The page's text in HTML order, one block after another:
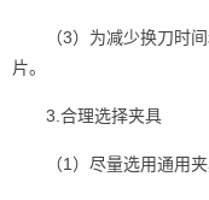
（3）为减少换刀时
片。
3.合理选择夹具
（1）尽量选用通用